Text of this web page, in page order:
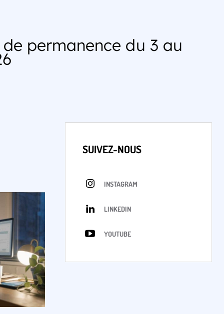
permanence du 3 au
SUIVEZ-NOUS
INSTAGRAM
LINKEDIN
YOUTUBE